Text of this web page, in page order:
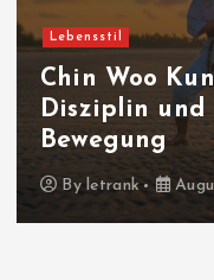
Lebensstil
Chin Woo
Disziplin und
Bewegung
By letrank